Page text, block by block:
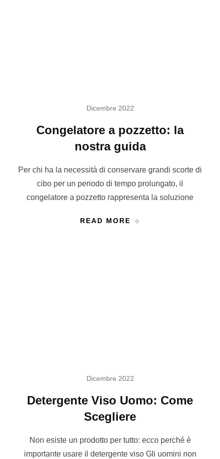
Dicembre 2022
Congelatore a pozzetto: la
nostra guida
Per chi ha la necessità di conservare grandi scorte di
cibo per un periodo di tempo prolungato, il
congelatore a pozzetto rappresenta la soluzione
READ MORE
Dicembre 2022
Detergente Viso Uomo: Come
Scegliere
Non esiste un prodotto per tutto: ecco perché è
importante usare il detergente viso Gli uomini non